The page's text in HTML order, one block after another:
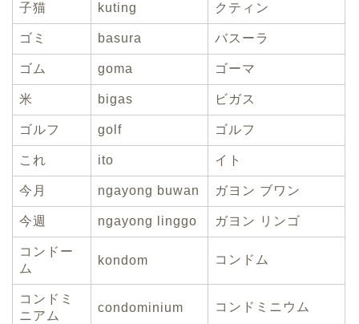
子猫 kuting クティン
ゴミ basura バスーラ
ゴム goma ゴーマ
米 bigas ビガス
ゴルフ golf ゴルフ
これ ito イト
今月 ngayong buwan ガヨン ブワン
今週 ngayong linggo ガヨン リンゴ
コンドー
ム
kondom コンドム
コンドミ
ニアム
condominium コンドミニウム